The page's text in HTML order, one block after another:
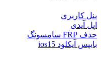
پنل کاربری
اپل آیدی
حذف FRP سامسونگ
بایپس آیکلود ios15